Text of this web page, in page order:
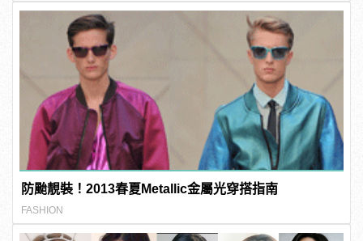
防颱靚裝！2013春夏Metallic金屬光穿搭指南
FASHION